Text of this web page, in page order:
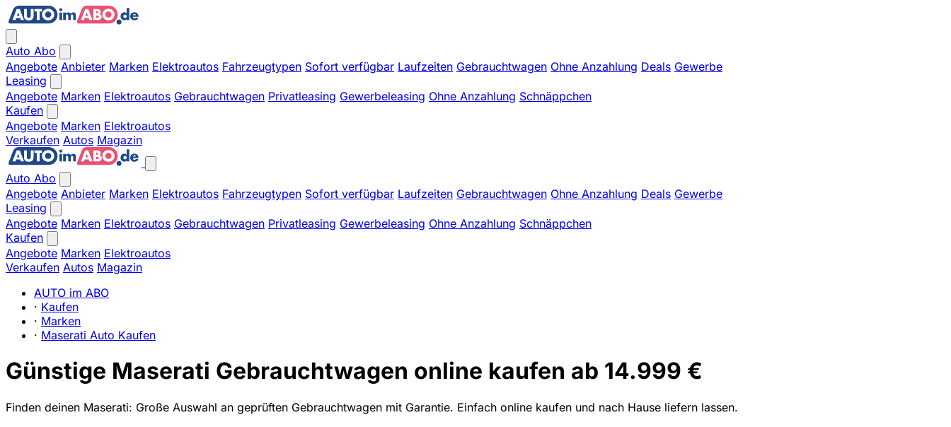
Auto Abo
Angebote Anbieter Marken Elektroautos Fahrzeugtypen Sofort verfügbar Laufzeiten Gebrauchtwagen Ohne Anzahlung Deals Gewerbe
Leasing
Angebote Marken Elektroautos Gebrauchtwagen Privatleasing Gewerbeleasing Ohne Anzahlung Schnäppchen
Kaufen
Angebote Marken Elektroautos
Verkaufen Autos Magazin
Auto Abo
Angebote Anbieter Marken Elektroautos Fahrzeugtypen Sofort verfügbar Laufzeiten Gebrauchtwagen Ohne Anzahlung Deals Gewerbe
Leasing
Angebote Marken Elektroautos Gebrauchtwagen Privatleasing Gewerbeleasing Ohne Anzahlung Schnäppchen
Kaufen
Angebote Marken Elektroautos
Verkaufen Autos Magazin
AUTO im ABO
· Kaufen
· Marken
· Maserati Auto Kaufen
Günstige Maserati Gebrauchtwagen online kaufen ab 14.999 €
Finden deinen Maserati: Große Auswahl an geprüften Gebrauchtwagen mit Garantie. Einfach online kaufen und nach Hause liefern lassen.